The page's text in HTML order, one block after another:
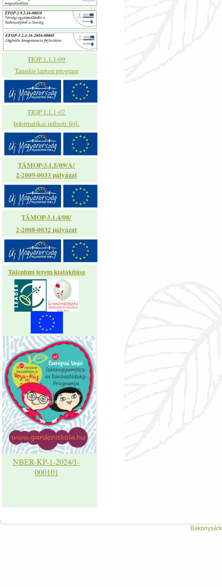
TIOP 1.1.1-09
Tanulói laptop program
TIOP 1.1.1-07
Informatikai infrastr. fejl.
TÁMOP-3.1.5/09/A/
2-2009-0033 pályázat
TÁMOP-3.1.4/08/
2-2008-0032 pályázat
Talentum terem kialakítása
NBER-KP-1-2024/1-
000101